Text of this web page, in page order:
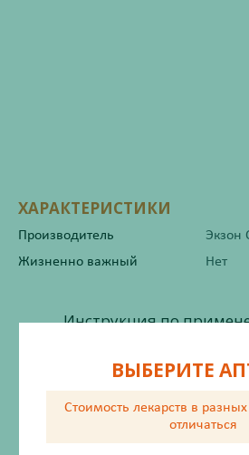
ХАРАКТЕРИСТИКИ
Производитель
Экзон
Жизненно важный
Нет
Инструкция по
Состав
Показания
ВЫБЕРИТЕ
Стоимость лекарств в разных
отличаться